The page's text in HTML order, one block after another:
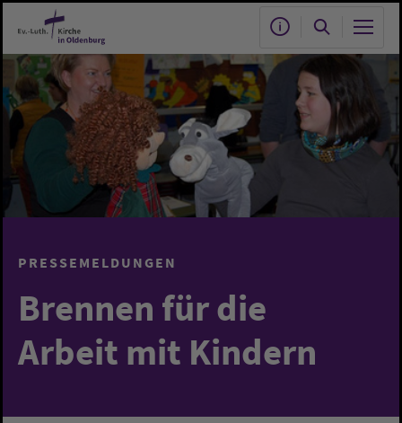
Zum Hauptinhalt springen
PRESSEMELDUNGEN
Brennen für die
Arbeit mit Kindern